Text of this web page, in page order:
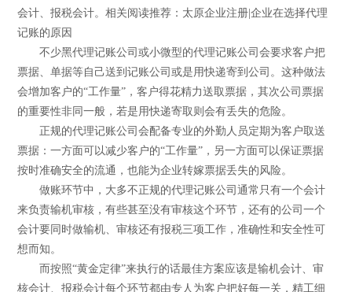
会计、报税会计。相关阅读推荐：太原企业注册|企业在选择代理
记账的原因
不少黑代理记账公司或小微型的代理记账公司会要求客户把
票据、单据等自己送到记账公司或是用快递寄到公司。这种做法
会增加客户的“工作量”，客户得花精力送取票据，其次公司票据
的重要性非同一般，若是用快递寄取则会有丢失的危险。
正规的代理记账公司会配备专业的外勤人员定期为客户取送
票据：一方面可以减少客户的“工作量”，另一方面可以保证票据
按时准确安全的流通，也能为企业转嫁票据丢失的风险。
做账环节中，大多不正规的代理记账公司通常只有一个会计
来负责输机审核，有些甚至没有审核这个环节，还有的公司一个
会计要同时做输机、审核还有报税三项工作，准确性和安全性可
想而知。
而按照“黄金定律”来执行的话最佳方案应该是输机会计、审
核会计、报税会计每个环节都由专人为客户把好每一关，精工细